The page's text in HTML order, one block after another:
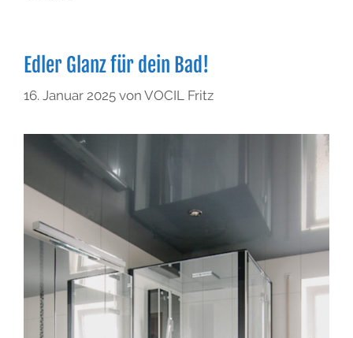
Edler Glanz für dein Bad!
16. Januar 2025 von VOCIL Fritz